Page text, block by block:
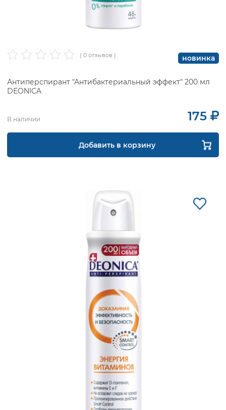
( 0 отзывов ) новинка
Антиперспирант "Антибактериальный эффект" 200 мл
DEONICA
В наличии 175
Добавить в корзину